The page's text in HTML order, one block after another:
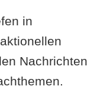
in
Nachrichten